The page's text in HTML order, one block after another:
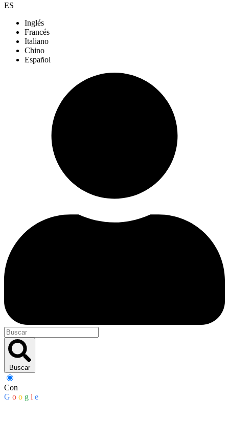
ES
Inglés
Francés
Italiano
Chino
Español
Buscar
Con
G o o g l e